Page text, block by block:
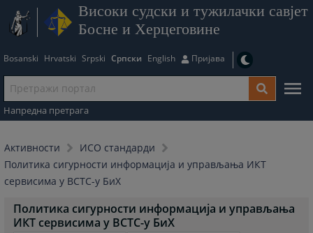
Високи судски и тужилачки савјет
Босне и Херцеговине
Bosanski Hrvatski Srpski Српски English Пријава
Напредна претрага
Активности
ИСО стандарди
Политика сигурности информација и управљања ИКТ
сервисима у ВСТС-у БиХ
Политика сигурности информација и управљања
ИКТ сервисима у ВСТС-у БиХ